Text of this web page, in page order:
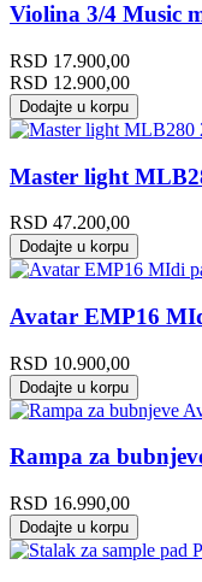
Violina 3/4 Music
RSD 17.900,00
RSD 12.900,00
Dodajte u korpu
Master light
RSD 47.200,00
Dodajte u korpu
Avatar EMP16
RSD 10.900,00
Dodajte u korpu
Rampa za
RSD 16.990,00
Dodajte u korpu